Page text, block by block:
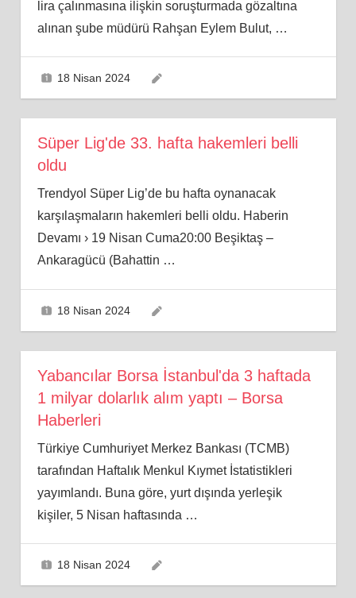
lira çalınmasına ilişkin soruşturmada gözaltına
alınan şube müdürü Rahşan Eylem Bulut, …
18 Nisan 2024
Süper Lig'de 33. hafta hakemleri belli
oldu
Trendyol Süper Lig’de bu hafta oynanacak
karşılaşmaların hakemleri belli oldu. Haberin
Devamı › 19 Nisan Cuma20:00 Beşiktaş –
Ankaragücü (Bahattin …
18 Nisan 2024
Yabancılar Borsa İstanbul'da 3 haftada
1 milyar dolarlık alım yaptı – Borsa
Haberleri
Türkiye Cumhuriyet Merkez Bankası (TCMB)
tarafından Haftalık Menkul Kıymet İstatistikleri
yayımlandı. Buna göre, yurt dışında yerleşik
kişiler, 5 Nisan haftasında …
18 Nisan 2024